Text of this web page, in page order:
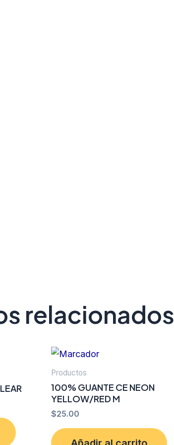
relacionados
Productos
100% GUANTE CE NEON
YELLOW/RED M
$25.00